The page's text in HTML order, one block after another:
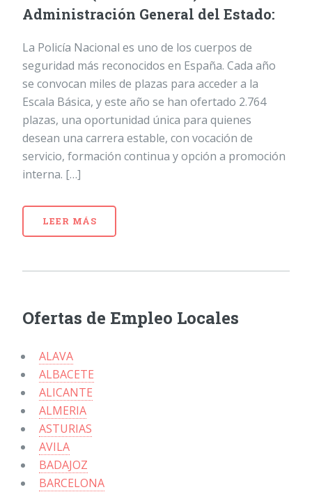
Administración General del Estado:
La Policía Nacional es uno de los cuerpos de
seguridad más reconocidos en España. Cada año
se convocan miles de plazas para acceder a la
Escala Básica, y este año se han ofertado 2.764
plazas, una oportunidad única para quienes
desean una carrera estable, con vocación de
servicio, formación continua y opción a promoción
interna. […]
LEER MÁS
Ofertas de Empleo Locales
ALAVA
ALBACETE
ALICANTE
ALMERIA
ASTURIAS
AVILA
BADAJOZ
BARCELONA